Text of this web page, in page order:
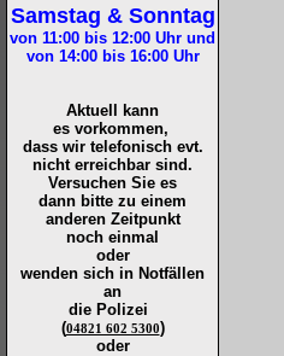
Samstag & Sonntag
von 11:00 bis 12:00 Uhr und
von 14:00 bis 16:00Uhr
Aktuell kann
es vorkommen,
dass wir telefonisch evt.
nicht erreichbar sind.
Versuchen Sie es
dann bitte zu einem
anderen Zeitpunkt
noch einmal
oder
wenden sich in Notfällen
an
die Polizei
(04821 602 5300)
oder